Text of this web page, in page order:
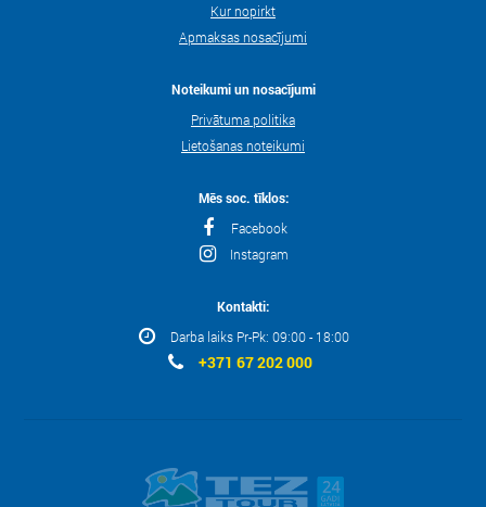
Kur nopirkt
Apmaksas nosacījumi
Noteikumi un nosacījumi
Privātuma politika
Lietošanas noteikumi
Mēs soc. tīklos:
Facebook
Instagram
Kontakti:
Darba laiks Pr-Pk: 09:00 - 18:00
+371 67 202 000